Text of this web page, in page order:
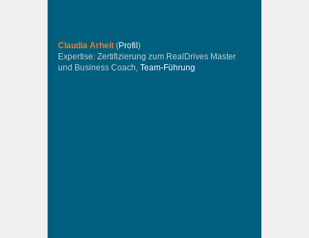
Claudia Arheit (Profil )
Expertise: Zertifizierung zum RealDrives Master
und Business Coach, Team-Führung